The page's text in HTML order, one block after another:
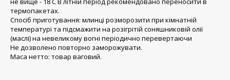
термопакетах.
Спосіб приготування: млинці розморозити при кімнатній
температурі та підсмажити на розігрітій соняшниковій олії
(маслі) на невеликому вогні періодично перевертаючи
Не дозволено повторно заморожувати.
Маса нетто: товар ваговий.